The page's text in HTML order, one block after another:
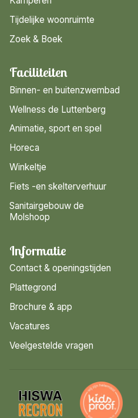
Tijdelijke woonruimte
Zoek & Boek
Faciliteiten
Binnen- en buitenzwembad
Wellness de Luttenberg
Animatie, sport en spel
Horeca
Winkeltje
Fiets -en skelterverhuur
Sanitairgebouw de
Molshoop
Informatie
Contact & openingstijden
Plattegrond
Brochure & app
Vacatures
Veelgestelde vragen